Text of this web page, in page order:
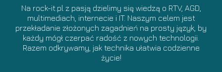
Na rock-it.pl z pasją dzielimy się wiedzą o RTV, AGD,
multimediach, internecie i IT. Naszym celem jest
przekładanie złożonych zagadnień na prosty język, by
każdy mógł czerpać radość z nowych technologii.
Razem odkrywamy, jak technika ułatwia codzienne
życie!